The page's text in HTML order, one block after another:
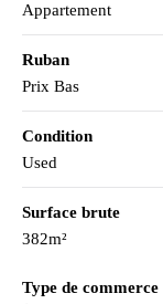
Appartement
Ruban
Prix Bas
Condition
Used
Surface brute
382m²
Type de commerce